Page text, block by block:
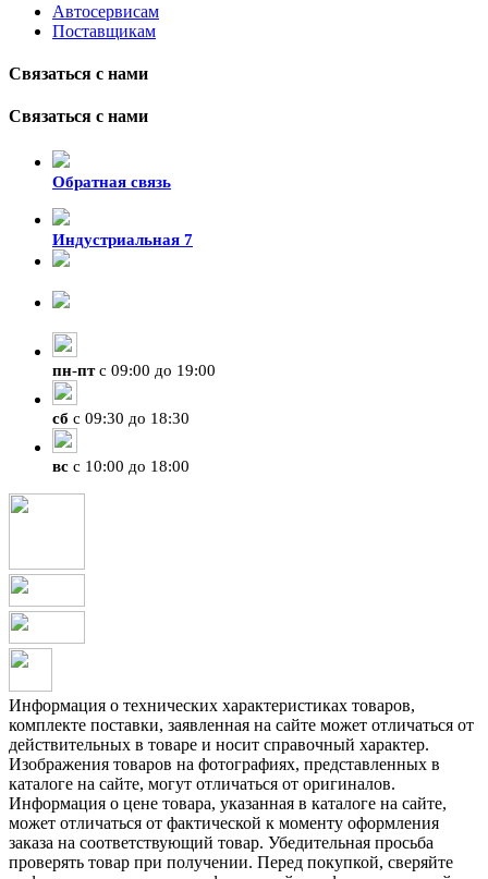
Автосервисам
Поставщикам
Связаться с нами
Связаться с нами
Обратная связь
Индустриальная 7
пн-птс 09:00 до 19:00
сб с 09:30 до 18:30
вс с 10:00 до 18:00
Информация о технических характеристиках товаров,
комплекте поставки, заявленная на сайте может отличаться от
действительных в товаре и носит справочный характер.
Изображения товаров на фотографиях, представленных в
каталоге на сайте, могут отличаться от оригиналов.
Информация о цене товара, указанная в каталоге на сайте,
может отличаться от фактической к моменту оформления
заказа на соответствующий товар. Убедительная просьба
проверять товар при получении. Перед покупкой, сверяйте